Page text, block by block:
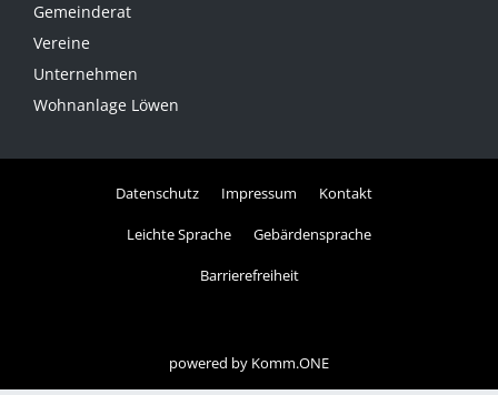
Gemeinderat
Vereine
Unternehmen
Wohnanlage Löwen
Datenschutz Impressum Kontakt
Leichte Sprache Gebärdensprache
Barrierefreiheit
powered by Komm.ONE